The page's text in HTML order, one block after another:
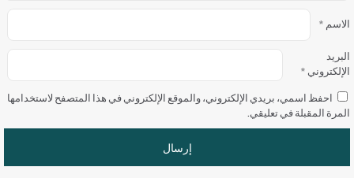
الاسم *
البريد
الإلكتروني *
احفظ اسمي، بريدي الإلكتروني، والموقع الإلكتروني في هذا المتصفح لاستخدامها
المرة المقبلة في تعليقي.